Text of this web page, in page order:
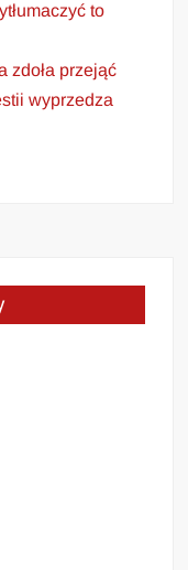
to
zdoła przejąć
wyprzedza